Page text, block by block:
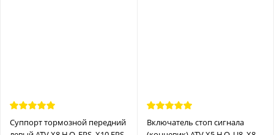
Суппорт тормозной передний
Bключaтель cтоп cигнaлa